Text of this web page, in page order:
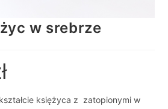
w srebrze
księżyca z zatopionymi w